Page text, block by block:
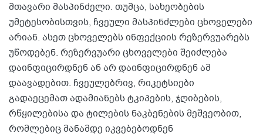
მთავარი მასპინძელი. თუმცა, სახეობების
უმეტესობისთვის, ჩვეული მასპინძლები ცხოველები
არიან. ასეთ ცხოველებს ინფექციის რეზერვუარებს
უწოდებენ. რეზერვუარი ცხოველები შეიძლება
დაინფიცირდნენ ან არ დაინფიცირდნენ ამ
დაავადებით. ჩვეულებრივ, რიკეტსიები
გადაეცემათ ადამიანებს ტკიპების, ჯღიბების,
რწყილებისა და ტილების ნაკბენების მეშვეობით,
რომლებიც მანამდე იკვებებოდნენ